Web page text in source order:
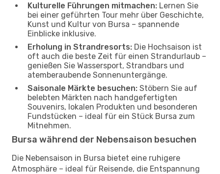
Kulturelle Führungen mitmachen: Lernen Sie
bei einer geführten Tour mehr über Geschichte,
Kunst und Kultur von Bursa – spannende
Einblicke inklusive.
Erholung in Strandresorts: Die Hochsaison ist
oft auch die beste Zeit für einen Strandurlaub –
genießen Sie Wassersport, Strandbars und
atemberaubende Sonnenuntergänge.
Saisonale Märkte besuchen: Stöbern Sie auf
belebten Märkten nach handgefertigten
Souvenirs, lokalen Produkten und besonderen
Fundstücken – ideal für ein Stück Bursa zum
Mitnehmen.
Bursa während der Nebensaison besuchen
Die Nebensaison in Bursa bietet eine ruhigere
Atmosphäre – ideal für Reisende, die Entspannung